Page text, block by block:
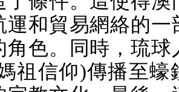
運和貿易網絡的一
角色。同時，琉球
祖信仰)傳播至蠔